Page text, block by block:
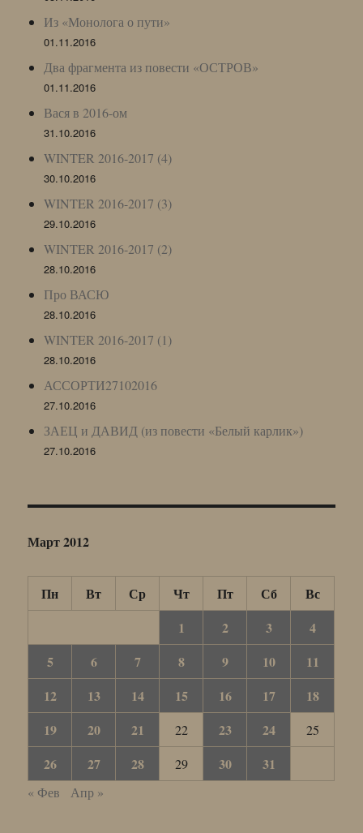
Из «Монолога о пути»
01.11.2016
Два фрагмента из повести «ОСТРОВ»
01.11.2016
Вася в 2016-ом
31.10.2016
WINTER 2016-2017 (4)
30.10.2016
WINTER 2016-2017 (3)
29.10.2016
WINTER 2016-2017 (2)
28.10.2016
Про ВАСЮ
28.10.2016
WINTER 2016-2017 (1)
28.10.2016
АССОРТИ27102016
27.10.2016
ЗАЕЦ и ДАВИД (из повести «Белый карлик»)
27.10.2016
Март 2012
Пн Вт Ср Чт Пт Сб
Вс
1
2 3
4
5
6 7 8 9 10
11
12
13 14 15 16 17
18
19
20 21 22 23 24 25
26 27 28 29 30 31
« Фев Апр »